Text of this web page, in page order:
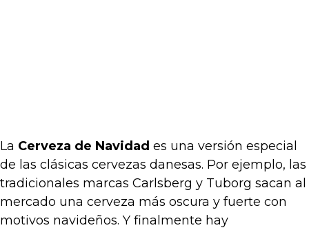
La Cerveza de Navidad es una versión especial
de las clásicas cervezas danesas. Por ejemplo, las
tradicionales marcas Carlsberg y Tuborg sacan al
mercado una cerveza más oscura y fuerte con
motivos navideños. Y finalmente hay